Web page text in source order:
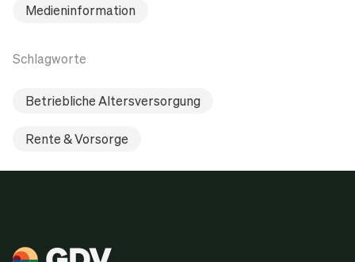
Medieninformation
Schlagworte
Betriebliche Altersversorgung
Rente & Vorsorge